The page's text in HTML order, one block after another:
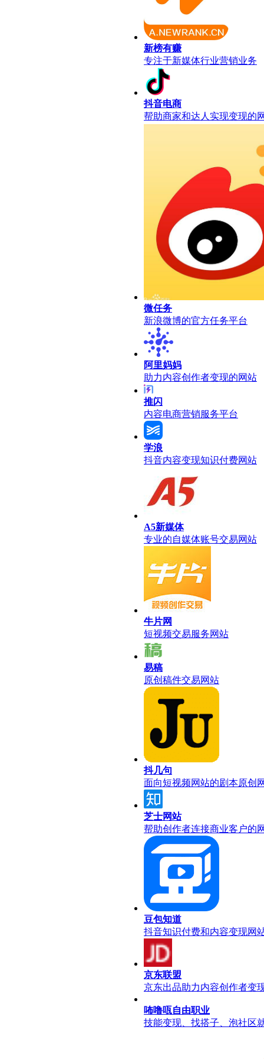
新榜有赚
专注于新媒体行业营销业务
抖音电商
帮助商家和达人实现变现的
微任务
新浪微博的官方任务平台
阿里妈妈
助力内容创作者变现的网站
推闪
内容电商营销服务平台
学浪
抖音内容变现知识付费网站
A5新媒体
专业的自媒体账号交易网站
牛片网
短视频交易服务网站
易稿
原创稿件交易网站
抖几句
面向短视频网站的剧本原创
芝士网站
帮助创作者连接商业客户的
豆包知道
抖音知识付费和内容变现网
京东联盟
京东出品助力内容创作者变
咘噜咓自由职业
技能变现、找搭子、泡社区